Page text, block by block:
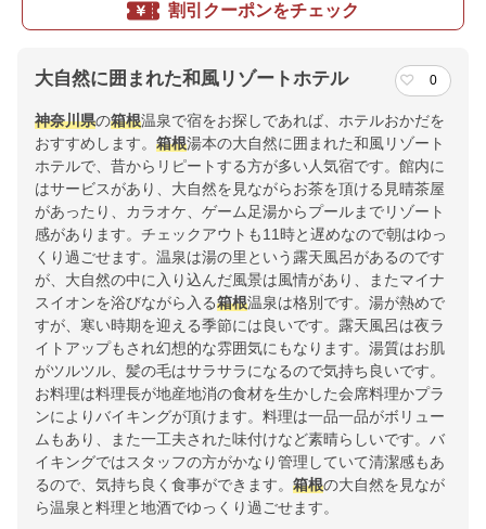
割引クーポンをチェック
大自然に囲まれた和風リゾートホテル 0
神奈川県の箱根温泉で宿をお探しであれば、ホテルおかだを
おすすめします。 箱根湯本の大自然に囲まれた和風リゾート
ホテルで、昔からリピートする方が多い人気宿です。館内に
はサービスがあり、大自然を見ながらお茶を頂ける見晴茶屋
があったり、カラオケ、ゲーム足湯からプールまでリゾート
感があります。チェックアウトも11時と遅めなので朝はゆっ
くり過ごせます。温泉は湯の里という露天風呂があるのです
が、大自然の中に入り込んだ風景は風情があり、またマイナ
スイオンを浴びながら入る箱根温泉は格別です。湯が熱めで
すが、寒い時期を迎える季節には良いです。露天風呂は夜ラ
イトアップもされ幻想的な雰囲気にもなります。湯質はお肌
がツルツル、髪の毛はサラサラになるので気持ち良いです。
お料理は料理長が地産地消の食材を生かした会席料理かプラ
ンによりバイキングが頂けます。料理は一品一品がボリュー
ムもあり、また一工夫された味付けなど素晴らしいです。バ
イキングではスタッフの方がかなり管理していて清潔感もあ
るので、気持ち良く食事ができます。 箱根の大自然を見なが
ら温泉と料理と地酒でゆっくり過ごせます。